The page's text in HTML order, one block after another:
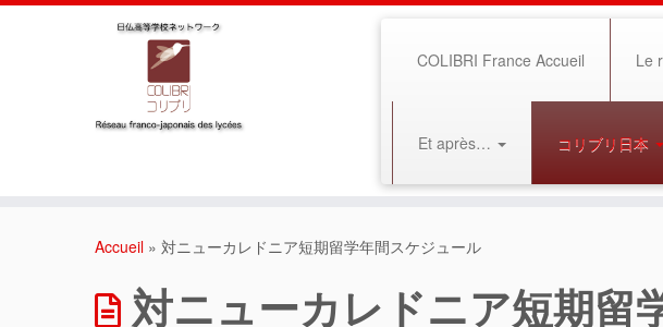
COLIBRI France Accueil Le
Et après… コリブリ日本
Accueil » 対ニューカレドニア短期留学年間スケジュール
対ニューカレドニア短期留